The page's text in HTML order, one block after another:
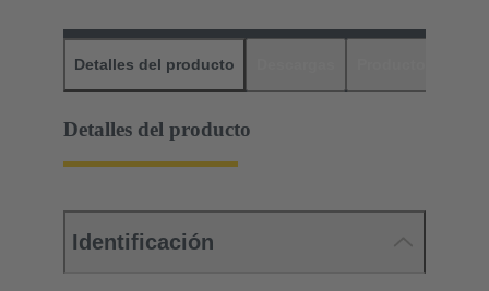
Detalles del producto
Detalles del producto
Identificación